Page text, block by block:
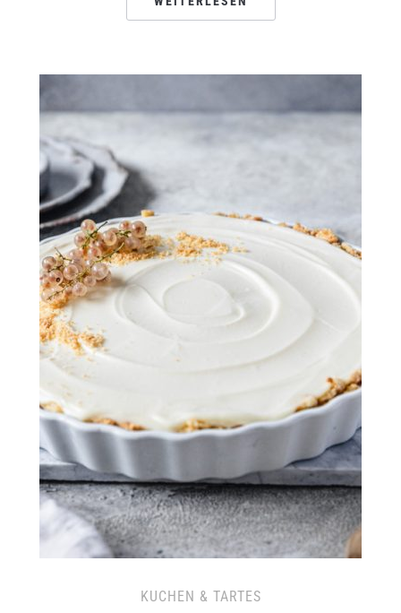
KUCHEN & TARTES